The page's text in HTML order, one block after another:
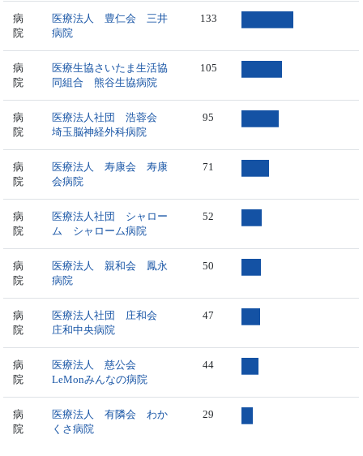
病
院
医療法人 豊仁会 三井
病院
133
病
院
医療生協さいたま生活協
同組合 熊谷生協病院
105
病
院
医療法人社団 浩蓉会
埼玉脳神経外科病院
95
病
院
医療法人 寿康会 寿康
会病院
71
病
院
医療法人社団 シャロー
ム シャローム病院
52
病
院
医療法人 親和会 鳳永
病院
50
病
院
医療法人社団 庄和会
庄和中央病院
47
病
院
医療法人 慈公会
LeMonみんなの病院
44
病
院
医療法人 有隣会 わか
くさ病院
29